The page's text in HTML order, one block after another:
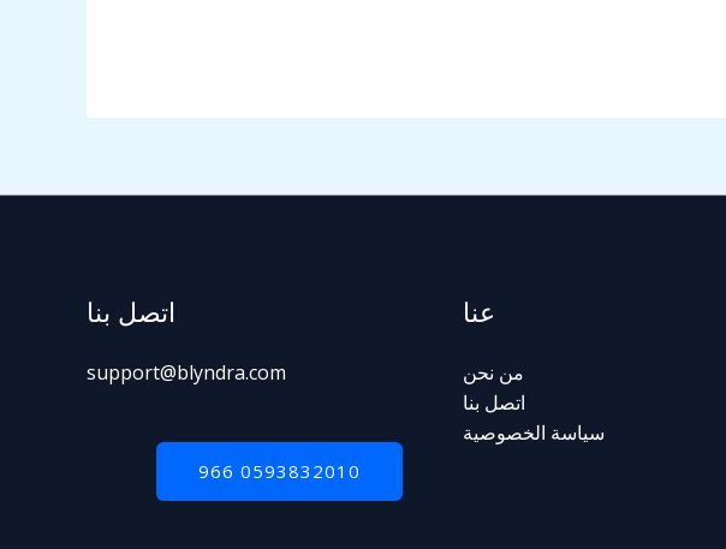
عنا
من نحن
اتصل بنا
سياسة الخصوصية
اتصل بنا
support@blyndra.com
0593832010 966